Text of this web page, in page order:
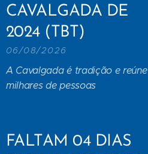
CAVALGADA DE
2024 (TBT)
06/08/2026
A Cavalgada é tradição e reúne
milhares de pessoas
FALTAM 04 DIAS